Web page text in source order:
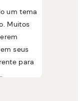
um tema
Muitos
seus
para